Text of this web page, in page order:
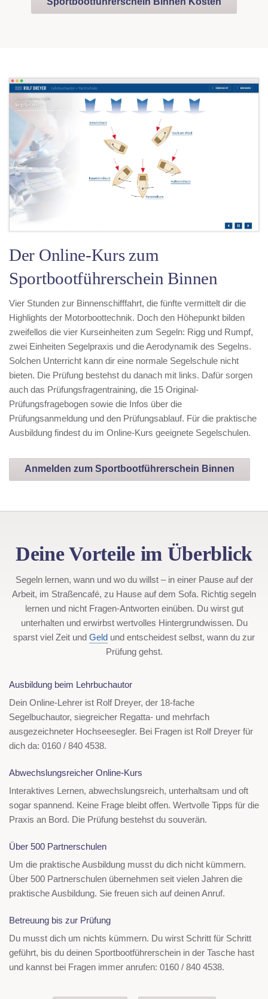
Der Online-Kurs zum
Sportbootführerschein Binnen
Vier Stunden zur Binnenschifffahrt, die fünfte vermittelt dir die
Highlights der Motorboottechnik. Doch den Höhepunkt bilden
zweifellos die vier Kurseinheiten zum Segeln: Rigg und Rumpf,
zwei Einheiten Segelpraxis und die Aerodynamik des Segelns.
Solchen Unterricht kann dir eine normale Segelschule nicht
bieten. Die Prüfung bestehst du danach mit links. Dafür sorgen
auch das Prüfungsfragentraining, die 15 Original-
Prüfungsfragebogen sowie die Infos über die
Prüfungsanmeldung und den Prüfungsablauf. Für die praktische
Ausbildung findest du im Online-Kurs geeignete Segelschulen.
Anmelden zum Sportbootführerschein Binnen
Deine Vorteile im Überblick
Segeln lernen, wann und wo du willst – in einer Pause auf der
Arbeit, im Straßencafé, zu Hause auf dem Sofa. Richtig segeln
lernen und nicht Fragen-Antworten einüben. Du wirst gut
unterhalten und erwirbst wertvolles Hintergrundwissen. Du
sparst viel Zeit und Geld und entscheidest selbst, wann du zur
Prüfung gehst.
Ausbildung beim Lehrbuchautor
Dein Online-Lehrer ist Rolf Dreyer, der 18-fache
Segelbuchautor, siegreicher Regatta- und mehrfach
ausgezeichneter Hochseesegler. Bei Fragen ist Rolf Dreyer für
dich da: 0160 / 840 4538.
Abwechslungsreicher Online-Kurs
Interaktives Lernen, abwechslungsreich, unterhaltsam und oft
sogar spannend. Keine Frage bleibt offen. Wertvolle Tipps für die
Praxis an Bord. Die Prüfung bestehst du souverän.
Über 500 Partnerschulen
Um die praktische Ausbildung musst du dich nicht kümmern.
Über 500 Partnerschulen übernehmen seit vielen Jahren die
praktische Ausbildung. Sie freuen sich auf deinen Anruf.
Betreuung bis zur Prüfung
Du musst dich um nichts kümmern. Du wirst Schritt für Schritt
geführt, bis du deinen Sportbootführerschein in der Tasche hast
und kannst bei Fragen immer anrufen: 0160 / 840 4538.